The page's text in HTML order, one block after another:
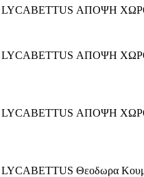
LYCABETTUS ΑΠΟΨΗ
LYCABETTUS ΑΠΟΨΗ
LYCABETTUS ΑΠΟΨΗ
Θεοδωρα